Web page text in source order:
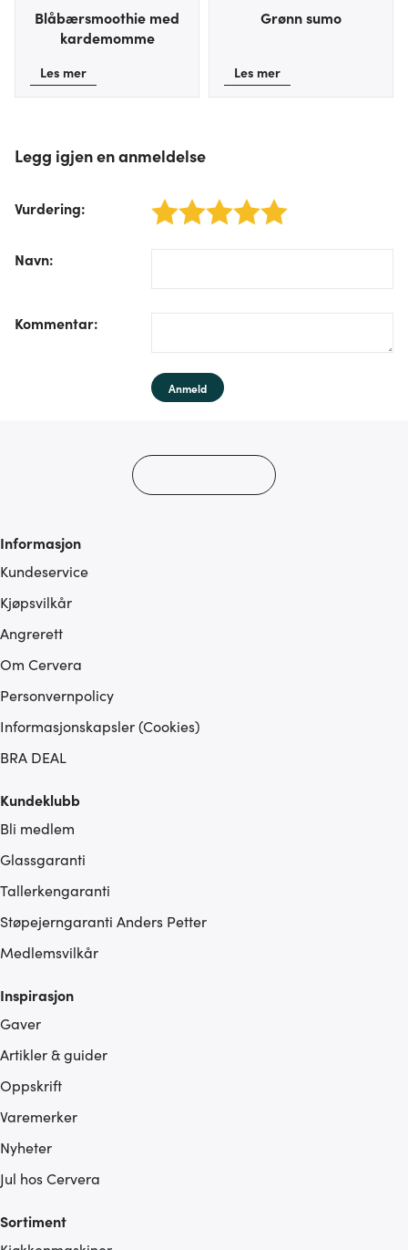
med annen informasjon du har gjort tilgjengelig for dem,
eller som de har samlet inn gjennom din bruk av
Blåbærsmoothie med
kardemomme
Les mer
Grønn sumo
Les mer
Legg igjen en anmeldelse
Vurdering: 1 star 2 stars 3 stars 4 stars 5 stars
Navn:
/form/label/author:
Kommentar:
Anmeld
Informasjon
Kundeservice
Kjøpsvilkår
Angrerett
Om Cervera
Personvernpolicy
Informasjonskapsler (Cookies)
BRA DEAL
Kundeklubb
Bli medlem
Glassgaranti
Tallerkengaranti
Støpejerngaranti Anders Petter
Medlemsvilkår
Inspirasjon
Gaver
Artikler & guider
Oppskrift
Varemerker
Nyheter
Jul hos Cervera
Sortiment